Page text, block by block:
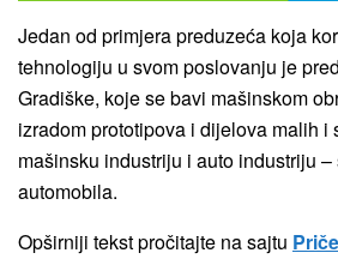
Jedan od primjera preduzeća koja
tehnologiju u svom poslovanju je
Gradiške, koje se bavi mašinskom
izradom prototipova i dijelova malih i
mašinsku industriju i auto industriju –
automobila.
Opširniji tekst pročitajte na sajtu